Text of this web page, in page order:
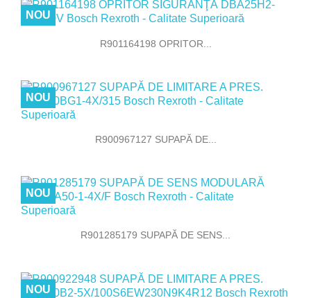
R901164198 OPRITOR...
NOU
R900967127 SUPAPĂ DE...
NOU
R901285179 SUPAPĂ DE SENS...
NOU
NOU